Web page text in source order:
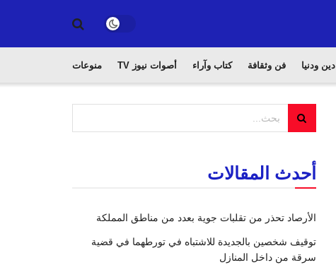
دين ودنيا فن وثقافة كتاب وآراء أصوات نيوز TV منوعات
أحدث المقالات
الأرصاد تحذر من تقلبات جوية بعدد من مناطق المملكة
توقيف شخصين بالجديدة للاشتباه في تورطهما في قضية
سرقة من داخل المنازل